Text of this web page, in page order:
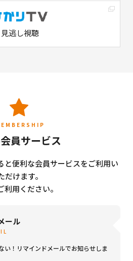
見逃し視聴
員サービス
と便利な会員サービスをご利用い
だけます。
利用ください。
ール
い！リマインドメールでお知らせしま